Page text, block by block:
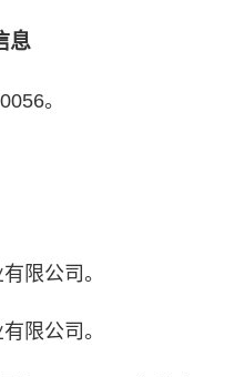
息
。
限公司。
限公司。